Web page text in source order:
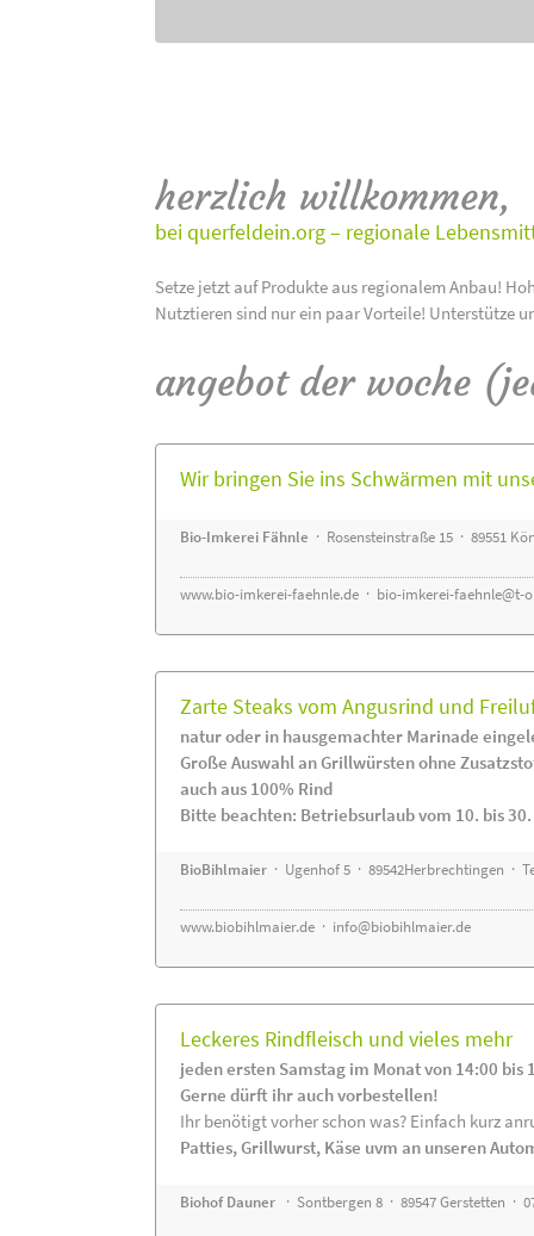
herzlich willkommen,
bei querfeldein.org – regionale
Setze jetzt auf Produkte aus regionalem Anbau!
Nutztieren sind nur ein paar Vorteile! Unterstütze
angebot der woche
Wir bringen Sie ins Schwärmen mit
Bio-Imkerei Fähnle · Rosensteinstraße 15 · 89551
www.bio-imkerei-faehnle.de · bio-imkerei-faehnle@t-
Zarte Steaks vom Angusrind und
natur oder in hausgemachter Marinade
Große Auswahl an Grillwürsten ohne
auch aus 100% Rind
Bitte beachten: Betriebsurlaub vom 10. bis
BioBihlmaier · Ugenhof 5 · 89542Herbrechtingen ·
www.biobihlmaier.de · info@biobihlmaier.de
Leckeres Rindfleisch und vieles mehr
jeden ersten Samstag im Monat von 14:00 bis
Gerne dürft ihr auch vorbestellen!
Ihr benötigt vorher schon was? Einfach kurz
Patties, Grillwurst, Käse uvm an unseren
Biohof Dauner · Sontbergen 8 · 89547 Gerstetten ·